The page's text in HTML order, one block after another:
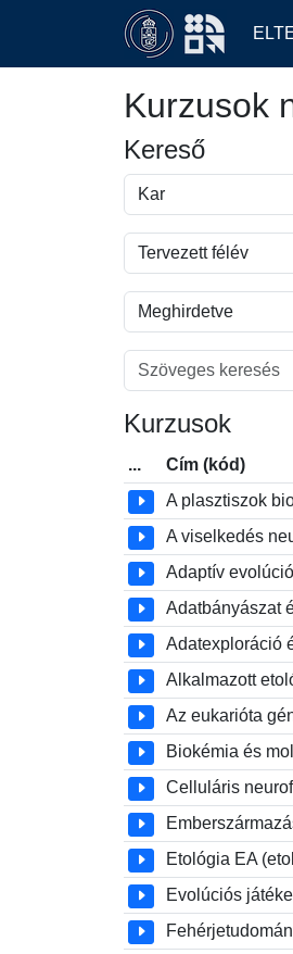
Kurzusok
Kereső
Kurzusok
... Cím (kód)
A plasztiszok
A viselkedés
Adaptív
Adatbányászat
Adatexploráció
Alkalmazott
Az eukarióta
Biokémia és
Celluláris
Etológia EA
Evolúciós